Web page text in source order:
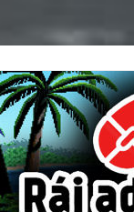
Registrace